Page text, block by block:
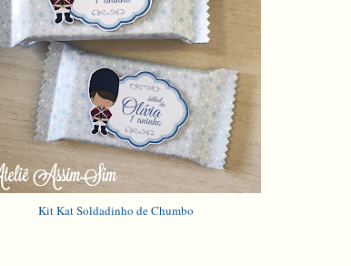
Kit Kat Soldadinho de Chumbo